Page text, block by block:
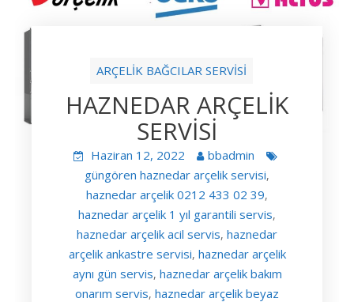
ARÇELİK BAĞCILAR SERVİSİ
HAZNEDAR ARÇELİK
SERVİSİ
Haziran 12, 2022
bbadmin
güngören haznedar arçelik servisi,
haznedar arçelik 0212 433 02 39,
haznedar arçelik 1 yıl garantili servis,
haznedar arçelik acil servis, haznedar
arçelik ankastre servisi, haznedar arçelik
aynı gün servis, haznedar arçelik bakım
onarım servis, haznedar arçelik beyaz